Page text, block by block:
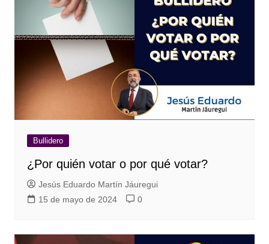
Bullidero
¿Por quién votar o por qué votar?
Jesús Eduardo Martín Jáuregui
15 de mayo de 2024
0